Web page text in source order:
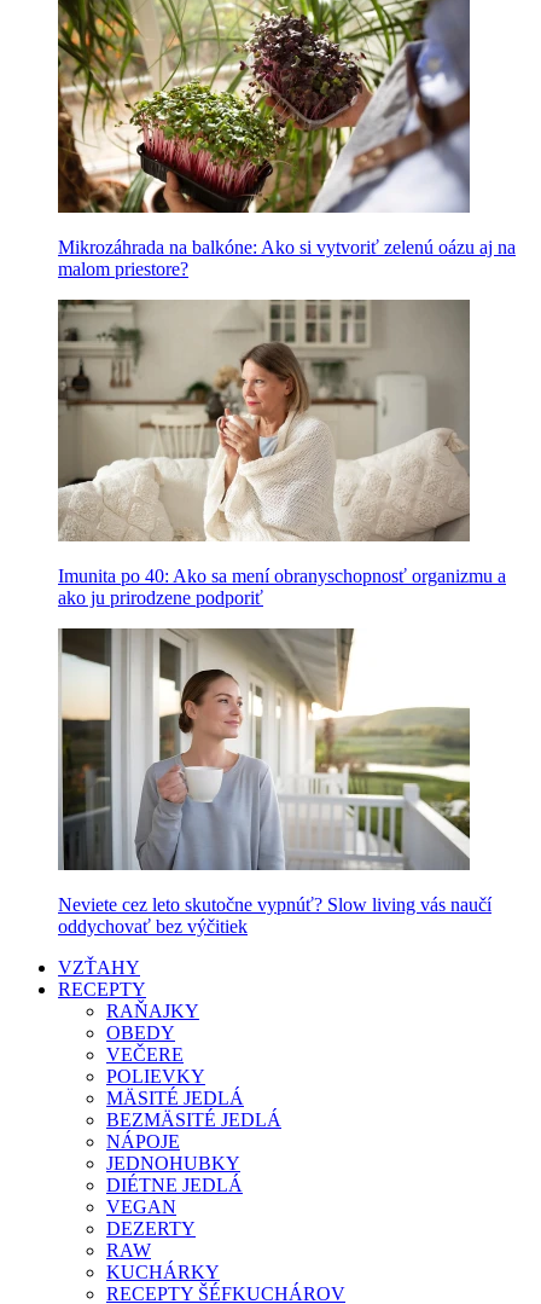
Mikrozáhrada na balkóne: Ako si vytvoriť zelenú oázu aj na
malom priestore?
Imunita po 40: Ako sa mení obranyschopnosť organizmu a
ako ju prirodzene podporiť
Neviete cez leto skutočne vypnúť? Slow living vás naučí
oddychovať bez výčitiek
VZŤAHY
RECEPTY
RAŇAJKY
OBEDY
VEČERE
POLIEVKY
MÄSITÉ JEDLÁ
BEZMÄSITÉ JEDLÁ
NÁPOJE
JEDNOHUBKY
DIÉTNE JEDLÁ
VEGAN
DEZERTY
RAW
KUCHÁRKY
RECEPTY ŠÉFKUCHÁROV